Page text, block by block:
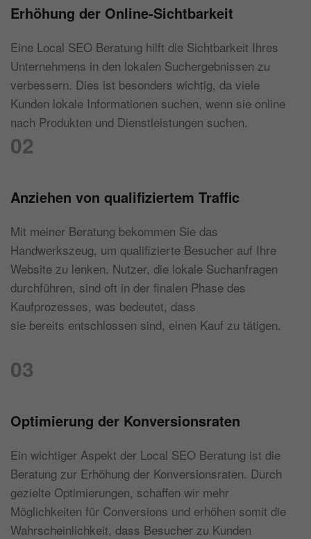
Erhöhung der Online-Sichtbarkeit
Eine Local SEO Beratung hilft die Sichtbarkeit Ihres
Unternehmens in den lokalen Suchergebnissen zu
verbessern. Dies ist besonders wichtig, da viele
Kunden lokale Informationen suchen, wenn sie online
nach Produkten und Dienstleistungen suchen.
02
Anziehen von qualifiziertem Traffic
Mit meiner Beratung bekommen Sie das
Handwerkszeug, um qualifizierte Besucher auf Ihre
Website zu lenken. Nutzer, die lokale Suchanfragen
durchführen, sind oft in der finalen Phase des
Kaufprozesses, was bedeutet, dass
sie bereits entschlossen sind, einen Kauf zu tätigen.
03
Optimierung der Konversionsraten
Ein wichtiger Aspekt der Local SEO Beratung ist die
Beratung zur Erhöhung der Konversionsraten. Durch
gezielte Optimierungen, schaffen wir mehr
Möglichkeiten für Conversions und erhöhen somit die
Wahrscheinlichkeit, dass Besucher zu Kunden